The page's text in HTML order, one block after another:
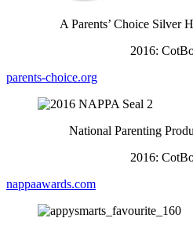
A Parents’ Choice Silver
2016:
parents-choice.org
National Parenting
2016:
nappaawards.com